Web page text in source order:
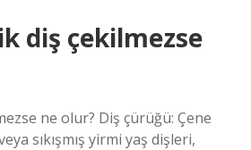
diş çekilmezse
ne olur? Diş çürüğü: Çene
sıkışmış yirmi yaş dişleri,